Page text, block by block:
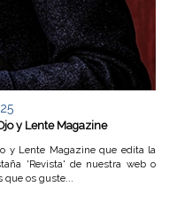
y Lente Magazine
y Lente Magazine que edita la
'Revista' de nuestra web o
que os guste...